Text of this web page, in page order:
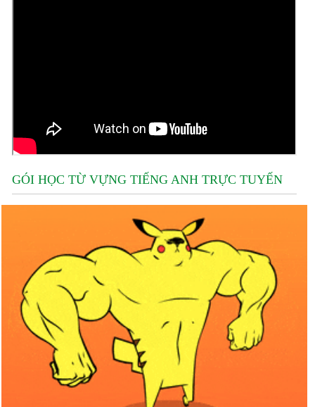
GÓI HỌC TỪ VỰNG TIẾNG ANH TRỰC TUYẾN